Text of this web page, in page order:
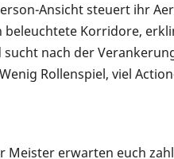
Ansicht steuert ihr
Korridore,
nach der
Rollenspiel, viel
Meister erwarten euch